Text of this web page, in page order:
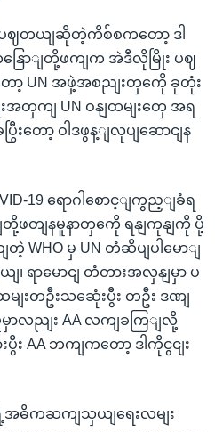
ပဈတယျဆိုတဲ့ကိစ်စကတော့ ဒါ
နြောျတို့ဖကျက အဲဒီလိုမြိုး ပဈ
ော့ UN အဖှဲ့အစညျးတှကေို ခုတုံး
းအတှကျ UN ဝနျထမျးတှေ အရ
တော့ ဝါဒဖွန့ျလုပျဆောငျန
19 ရောဂါစောင့ျကွည့ျခံရ
ျတို့ဖတျနမူနာတှကေို ရနျကုနျကို ပို့
တဲ့ WHO မှ UN တံဆိပျပါမောျ
၊ ရာမောငျ တံတားအလှနျမှာ ပ
ျးတဦးသဆေုံးပွီး တဦး ဒဏျ
မှာလညျး AA လကျခကြျလို့
း AA ဘကျကတော့ ဒါကိုငွငျး
ဓိကဆကျသှယျရေးလမျး